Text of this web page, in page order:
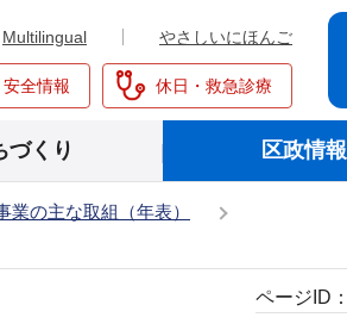
Multilingual やさしいにほんご
全情報 休日・救急診療
づくり 区政情報
業の主な取組（年表）
ページID：